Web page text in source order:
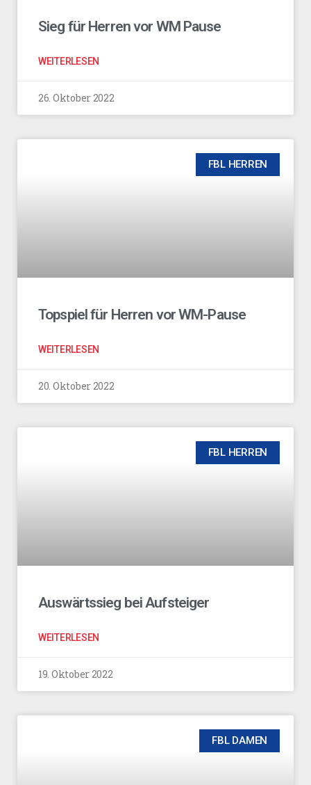
Sieg für Herren vor WM Pause
WEITERLESEN
26. Oktober 2022
FBL HERREN
Topspiel für Herren vor WM-Pause
WEITERLESEN
20. Oktober 2022
FBL HERREN
Auswärtssieg bei Aufsteiger
WEITERLESEN
19. Oktober 2022
FBL DAMEN